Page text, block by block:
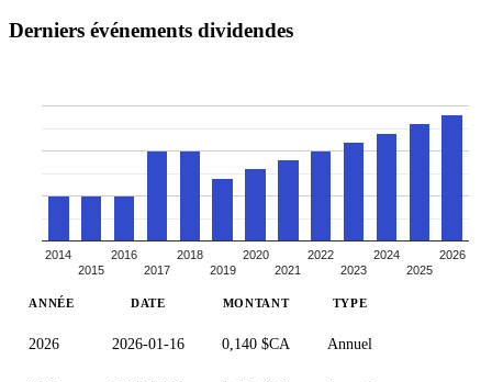
Derniers événements dividendes
2014
2015
2016
2017
2018
2019
2020
2021
2022
2023
2024
2025
2026
ANNÉE DATE MONTANT TYPE
2026 2026-01-16 0,140 $CA Annuel